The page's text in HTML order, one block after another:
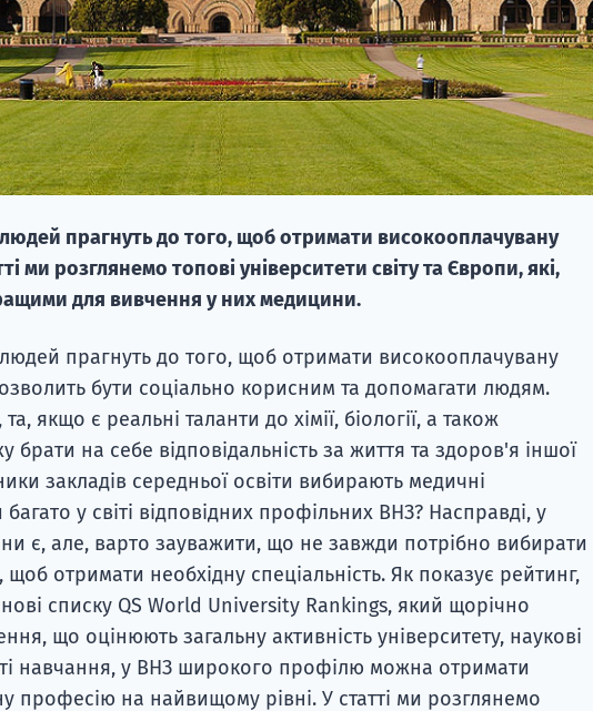
прагнуть до того, щоб отримати високооплачувану
ми розглянемо топові університети світу та Європи, які,
для вивчення у них медицини.
прагнуть до того, щоб отримати високооплачувану
бути соціально корисним та допомагати людям.
якщо є реальні таланти до хімії, біології, а також
брати на себе відповідальність за життя та здоров'я іншої
закладів середньої освіти вибирають медичні
у світі відповідних профільних ВНЗ? Насправді, у
є, але, варто зауважити, що не завжди потрібно вибирати
отримати необхідну спеціальність. Як показує рейтинг,
списку QS World University Rankings, який щорічно
що оцінюють загальну активність університету, наукові
навчання, у ВНЗ широкого профілю можна отримати
професію на найвищому рівні. У статті ми розглянемо